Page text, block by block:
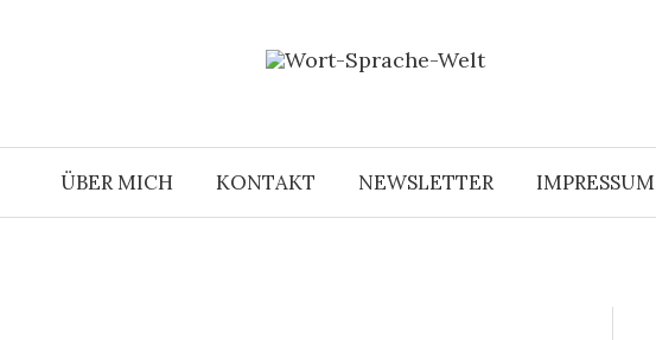
ÜBER MICH KONTAKT NEWSLETTER IMPRESSUM